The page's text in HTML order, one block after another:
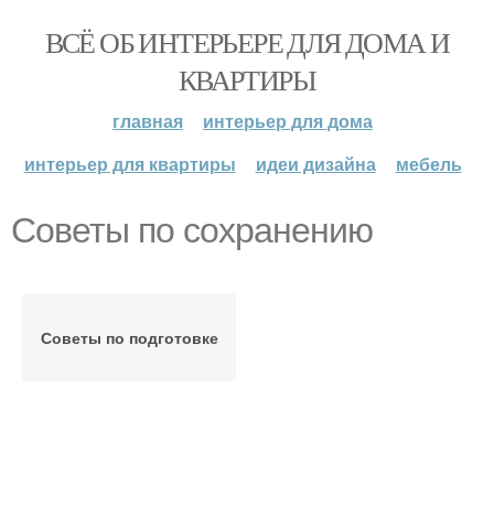
ВСЁ ОБ ИНТЕРЬЕРЕ ДЛЯ ДОМА И
КВАРТИРЫ
главная
интерьер для дома
интерьер для квартиры
идеи дизайна мебель
Советы по сохранению
Советы по подготовке